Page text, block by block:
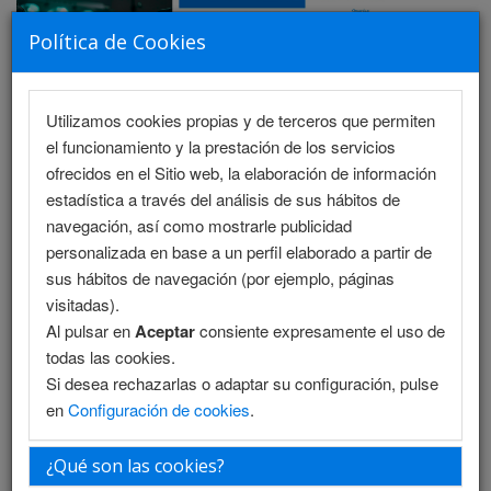
Política de Cookies
Utilizamos cookies propias y de terceros que permiten
el funcionamiento y la prestación de los servicios
ofrecidos en el Sitio web, la elaboración de información
estadística a través del análisis de sus hábitos de
navegación, así como mostrarle publicidad
personalizada en base a un perfil elaborado a partir de
sus hábitos de navegación (por ejemplo, páginas
visitadas).
Al pulsar enAceptarconsiente expresamente el uso de
todas las cookies.
Si desea rechazarlas o adaptar su configuración, pulse
enConfiguración de cookies.
¿Qué son las cookies?
MENU
Programa Científico - Salón 1
Programa Científico - Salón 2
Programa Enfermería
Programa Enfermería (PDF)
Programa PDF
Plantilla